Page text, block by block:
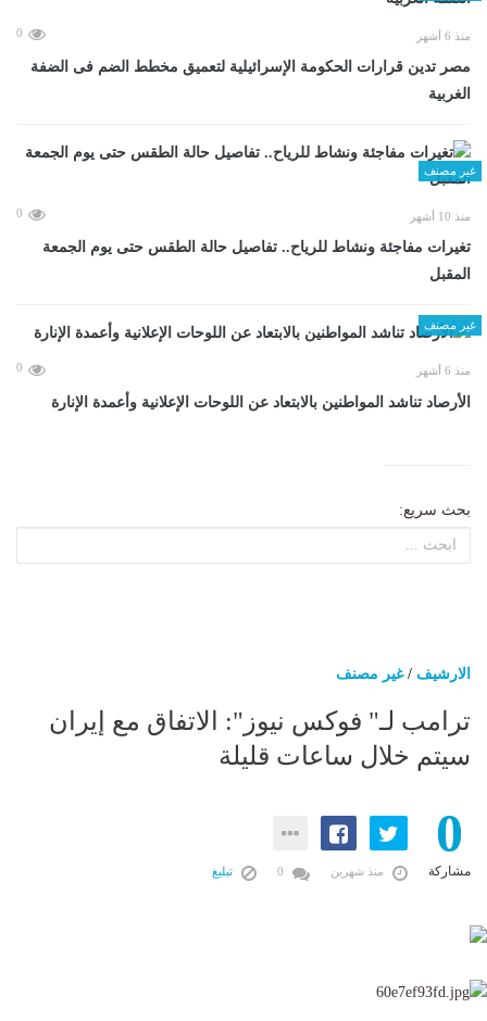
منذ 6 أشهر 0
مصر تدين قرارات الحكومة الإسرائيلية لتعميق مخطط الضم فى الضفة
الغربية
غير مصنف
منذ 10 أشهر 0
تغيرات مفاجئة ونشاط للرياح.. تفاصيل حالة الطقس حتى يوم الجمعة
المقبل
غير مصنف
منذ 6 أشهر 0
الأرصاد تناشد المواطنين بالابتعاد عن اللوحات الإعلانية وأعمدة الإنارة
بحث سريع:
الارشيف /غير مصنف
ترامب لـ" فوكس نيوز": الاتفاق مع إيران
سيتم خلال ساعات قليلة
0
مشاركة منذ شهرين تبليغ